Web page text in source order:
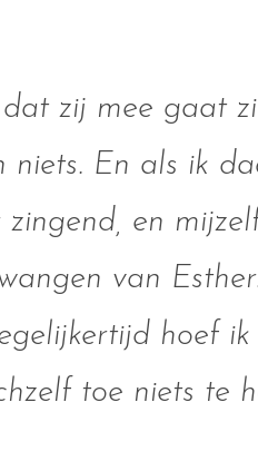
zij mee gaat
En als ik
en
van
hoef
toe niets te